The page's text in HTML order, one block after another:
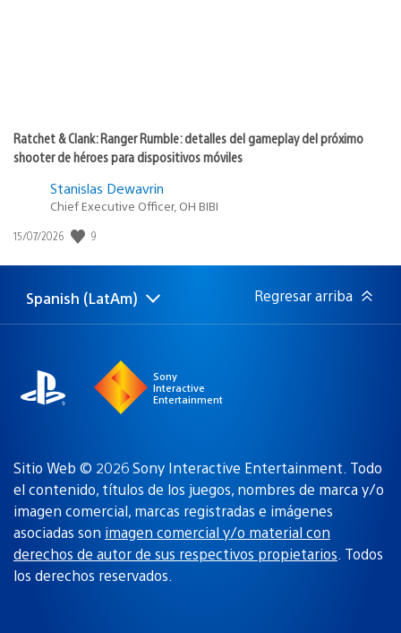
Ratchet & Clank: Ranger Rumble: detalles del gameplay del próximo
shooter de héroes para dispositivos móviles
Stanislas Dewavrin
Chief Executive Officer, OH BIBI
Fecha
publicación:
15/07/2026 9
Elige
Región
Spanish (LatAm) Regresar arriba
Sony
Interactive
Entertainment
Sitio Web © 2026 Sony Interactive Entertainment. Todo
el contenido, títulos de los juegos, nombres de marca y/o
imagen comercial, marcas registradas e imágenes
asociadas son imagen comercial y/o material con
derechos de autor de sus respectivos propietarios. Todos
los derechos reservados.